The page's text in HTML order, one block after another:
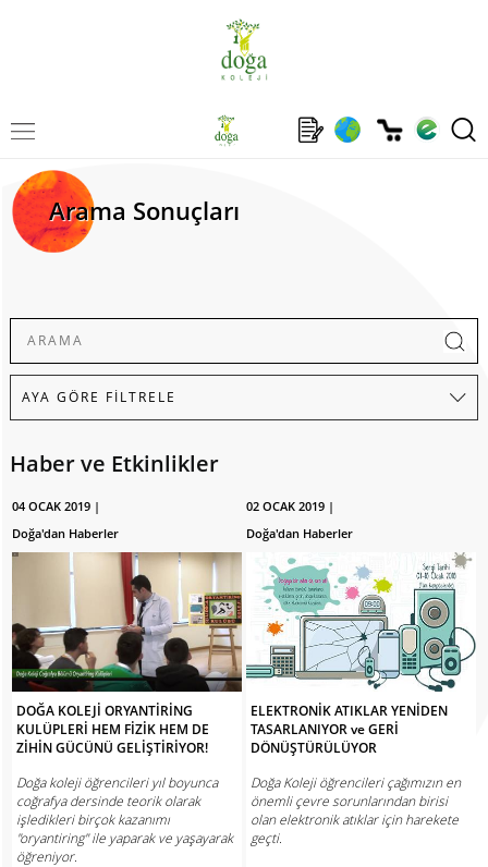
Arama Sonuçları
Haber ve Etkinlikler
04 OCAK 2019 |
Doğa'dan Haberler
DOĞA KOLEJİ ORYANTİRİNG
KULÜPLERİ HEM FİZİK HEM DE
ZİHİN GÜCÜNÜ GELİŞTİRİYOR!
Doğa koleji öğrencileri yıl boyunca
coğrafya dersinde teorik olarak
işledikleri birçok kazanımı
"oryantiring" ile yaparak ve yaşayarak
öğreniyor.
02 OCAK 2019 |
Doğa'dan Haberler
ELEKTRONİK ATIKLAR YENİDEN
TASARLANIYOR ve GERİ
DÖNÜŞTÜRÜLÜYOR
Doğa Koleji öğrencileri çağımızın en
önemli çevre sorunlarından birisi
olan elektronik atıklar için harekete
geçti.